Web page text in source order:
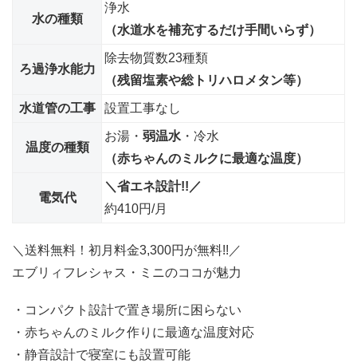
水の種類
浄水
（水道水を補充するだけ手間いらず）
ろ過浄水能力
除去物質数23種類
（残留塩素や総トリハロメタン等）
水道管の工事 設置工事なし
温度の種類
お湯・ 弱温水 ・冷水
（赤ちゃんのミルクに最適な温度）
電気代
＼省エネ設計!!／
約410円/月
＼送料無料！初月料金3,300円が無料!!／
エブリィフレシャス・ミニのココが魅力
・コンパクト設計で置き場所に困らない
・赤ちゃんのミルク作りに最適な温度対応
・静音設計で寝室にも設置可能